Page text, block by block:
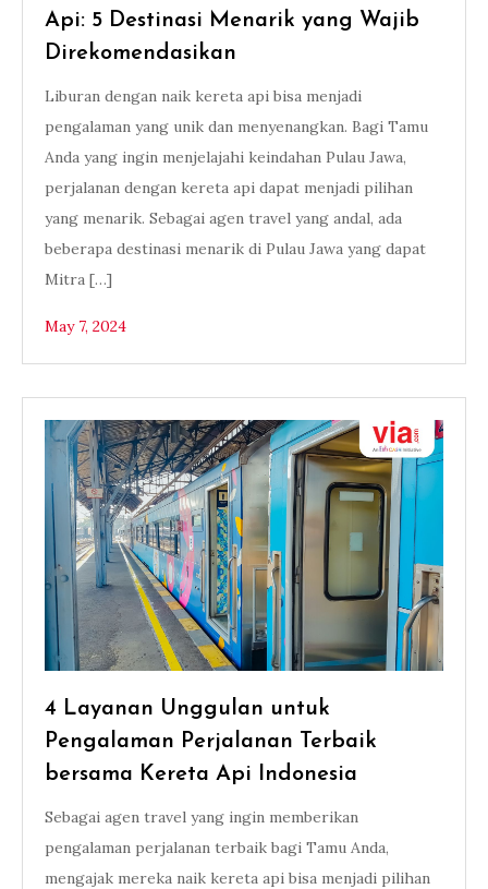
Api: 5 Destinasi Menarik yang Wajib
Direkomendasikan
Liburan dengan naik kereta api bisa menjadi
pengalaman yang unik dan menyenangkan. Bagi Tamu
Anda yang ingin menjelajahi keindahan Pulau Jawa,
perjalanan dengan kereta api dapat menjadi pilihan
yang menarik. Sebagai agen travel yang andal, ada
beberapa destinasi menarik di Pulau Jawa yang dapat
Mitra […]
May 7, 2024
4 Layanan Unggulan untuk
Pengalaman Perjalanan Terbaik
bersama Kereta Api Indonesia
Sebagai agen travel yang ingin memberikan
pengalaman perjalanan terbaik bagi Tamu Anda,
mengajak mereka naik kereta api bisa menjadi pilihan